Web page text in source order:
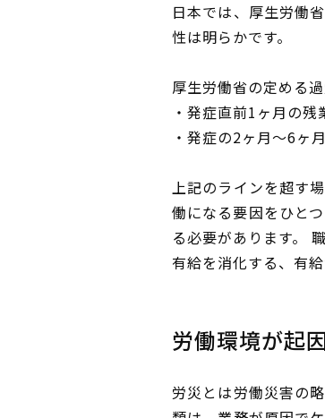
日本では、厚生労働
性は明らかです。
厚生労働省の定める
・発症直前1ヶ月の
・発症の2ヶ月～6ヶ
上記のラインを超す
働になる要因をひと
る必要があります。
有給を消化する、有
労働環境が起
労災とは労働災害の